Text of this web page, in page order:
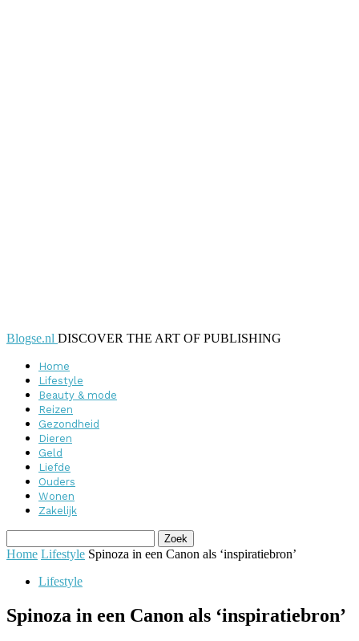
Blogse.nl DISCOVER THE ART OF PUBLISHING
Home
Lifestyle
Beauty & mode
Reizen
Gezondheid
Dieren
Geld
Liefde
Ouders
Wonen
Zakelijk
Home Lifestyle Spinoza in een Canon als ‘inspiratiebron’
Lifestyle
Spinoza in een Canon als ‘inspiratiebron’